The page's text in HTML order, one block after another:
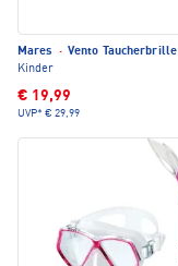
Mares · Vento Taucherbrille
Kinder
€ 19,99
UVP* € 29,99